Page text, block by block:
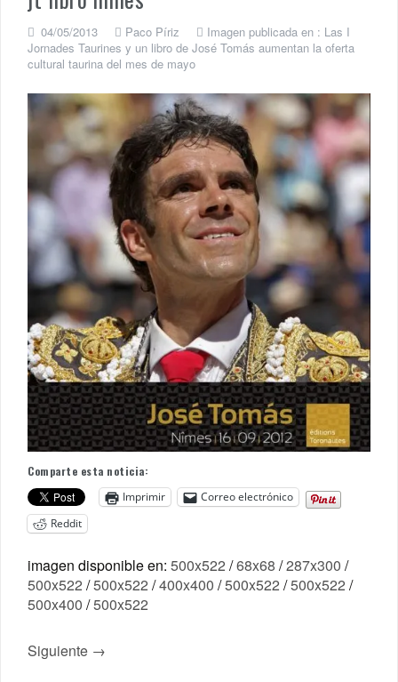
04/05/2013 Paco Píriz Imagen publicada en : Las I
Jornades Taurines y un libro de José Tomás aumentan la oferta
cultural taurina del mes de mayo
Comparte esta noticia:
Imprimir
Correo electrónico
Reddit
imagen disponible en: 500x522 /68x68 /287x300 /
500x522 /500x522 /400x400 /500x522 /500x522 /
500x400 /500x522
Siguiente →